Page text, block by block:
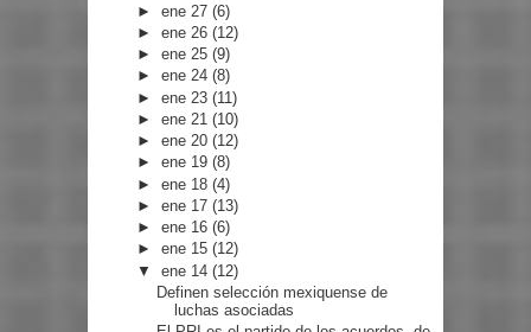
►ene 27(6)
►ene 26(12)
►ene 25(9)
►ene 24(8)
►ene 23(11)
►ene 21(10)
►ene 20(12)
►ene 19(8)
►ene 18(4)
►ene 17(13)
►ene 16(6)
►ene 15(12)
▼ene 14(12)
Definen selección mexiquense de
luchas asociadas